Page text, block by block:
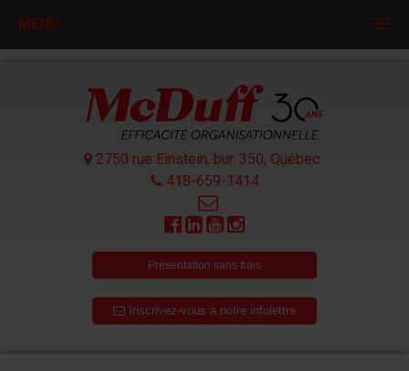
MENU
2750 rue Einstein, bur. 350, Québec
418-659-1414
Présentation sans frais
Inscrivez-vous à notre infolettre